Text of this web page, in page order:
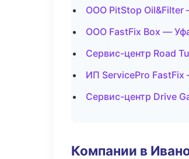
ООО PitStop Oil&Filter
ООО FastFix Box —
Сервис-центр Road
ИП ServicePro
Сервис-центр Drive
Компании в